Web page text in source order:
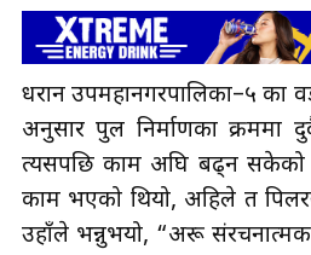
धरान उपमहानगरपालिका–५ का
अनुसार पुल निर्माणका क्रममा
त्यसपछि काम अघि बढ्न सकेको
काम भएको थियो, अहिले त
उहाँले भन्नुभयो, “अरू